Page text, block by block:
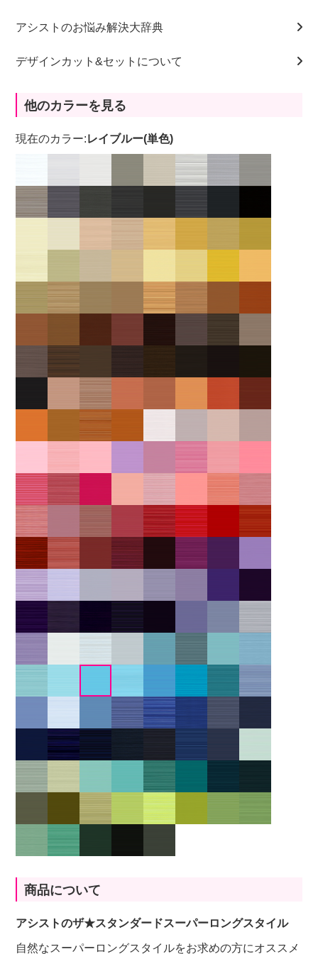
アシストのお悩み解決大辞典
デザインカット&セットについて
他のカラーを見る
現在のカラー:レイブルー(単色)
商品について
アシストのザ★スタンダードスーパーロングスタイル
自然なスーパーロングスタイルをお求めの方にオススメ